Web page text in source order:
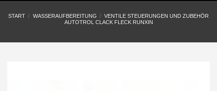
START / WASSERAUFBEREITUNG / VENTILE STEUERUNGEN UND ZUBEHÖR
AUTOTROL CLACK FLECK RUNXIN